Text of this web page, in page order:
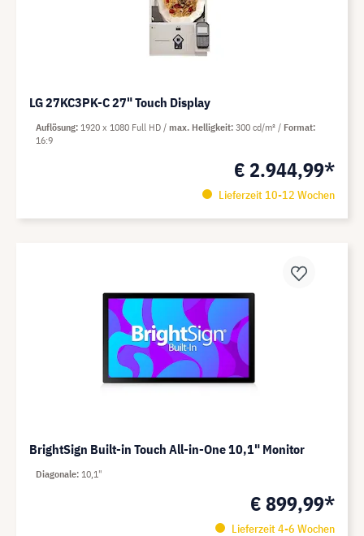
LG 27KC3PK-C 27" Touch Display
€ 2.944,99*
Lieferzeit 10-12 Wochen
Auflösung 1920 x 1080 Full HD max. Helligkeit 300 cd/m²
Format
16:9
BrightSign Built-in Touch All-in-One 10,1" Monitor
€ 899,99*
Lieferzeit 4-6 Wochen
Diagonale 10,1"